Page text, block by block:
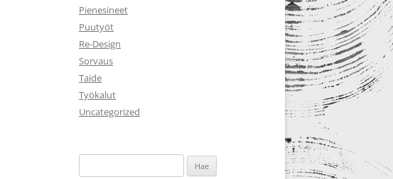
Pienesineet
Puutyöt
Re-Design
Sorvaus
Taide
Työkalut
Uncategorized